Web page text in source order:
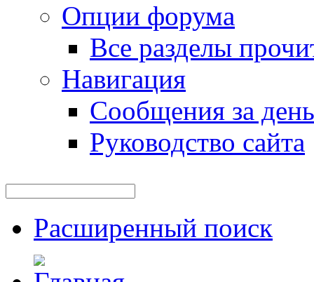
Опции форума
Все разделы
Навигация
Сообщения за день
Руководство сайта
Расширенный поиск